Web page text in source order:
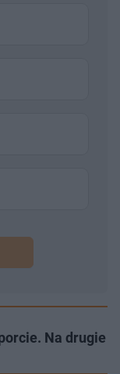
Na drugie